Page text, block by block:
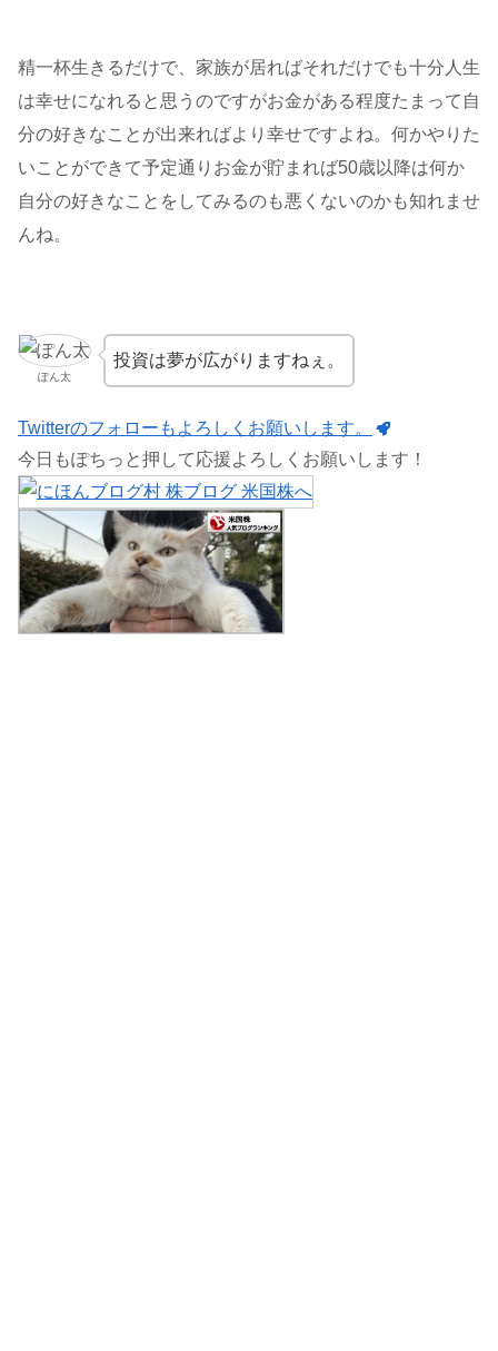
精一杯生きるだけで、家族が居ればそれだけでも十分人生
は幸せになれると思うのですがお金がある程度たまって自
分の好きなことが出来ればより幸せですよね。何かやりた
いことができて予定通りお金が貯まれば50歳以降は何か
自分の好きなことをしてみるのも悪くないのかも知れませ
んね。
ぽん太
投資は夢が広がりますねぇ。
Twitterのフォローもよろしくお願いします。
今日もぽちっと押して応援よろしくお願いします！